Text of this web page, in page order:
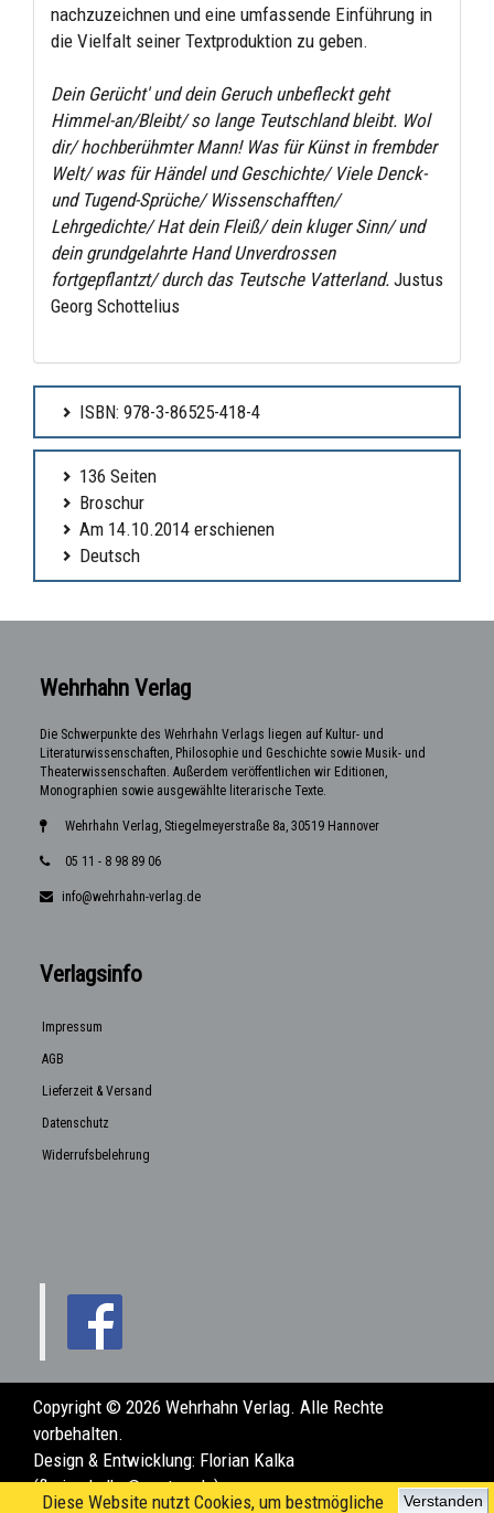
Diese Website nutzt Cookies, um bestmögliche
Verstanden
nachzuzeichnen und eine umfassende Einführung in
die Vielfalt seiner Textproduktion zu geben.
Dein Gerücht' und dein Geruch unbefleckt geht
Himmel-an/Bleibt/ so lange Teutschland bleibt. Wol
dir/ hochberühmter Mann! Was für Künst in frembder
Welt/ was für Händel und Geschichte/ Viele Denck-
und Tugend-Sprüche/ Wissenschafften/
Lehrgedichte/ Hat dein Fleiß/ dein kluger Sinn/ und
dein grundgelahrte Hand Unverdrossen
fortgepflantzt/ durch das Teutsche Vatterland. Justus
Georg Schottelius
ISBN: 978-3-86525-418-4
136 Seiten
Broschur
Am 14.10.2014 erschienen
Deutsch
Wehrhahn Verlag
Die Schwerpunkte des Wehrhahn Verlags liegen auf Kultur- und
Literaturwissenschaften, Philosophie und Geschichte sowie Musik- und
Theaterwissenschaften. Außerdem veröffentlichen wir Editionen,
Monographien sowie ausgewählte literarische Texte.
Wehrhahn Verlag, Stiegelmeyerstraße 8a, 30519 Hannover
05 11 - 8 98 89 06
info@wehrhahn-verlag.de
Verlagsinfo
Impressum
AGB
Lieferzeit & Versand
Datenschutz
Widerrufsbelehrung
Copyright © 2026 Wehrhahn Verlag. Alle Rechte
vorbehalten.
Design & Entwicklung: Florian Kalka
(florian.kalka@posteo.de)